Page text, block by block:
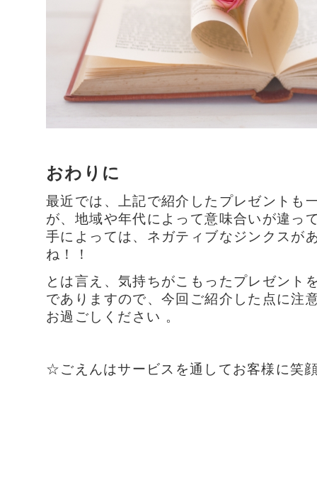
おわりに
最近では、上記で紹介したプレゼントも
が、地域や年代によって意味合いが違っ
手によっては、ネガティブなジンクスが
ね！！
とは言え、気持ちがこもったプレゼント
でありますので、今回ご紹介した点に注
お過ごしください 。
☆ごえんはサービスを通してお客様に笑